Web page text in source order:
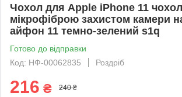
Чохол для Apple iPhone 11
мікрофіброю захистом камери
айфон 11 темно-зелений s1q
Готово до відправки
Код: НФ-00062835
Роздріб
216 ₴ 240 ₴